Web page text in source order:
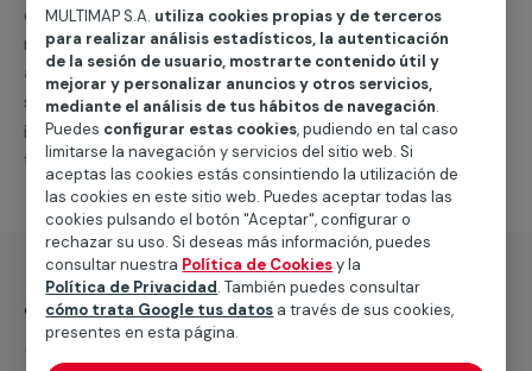
explicará todas las opciones con las que contamos en
nuestroservicio de reparación de aires
acondicionadossplit. Podemos ayudarte con el
suministro desplitsnuevos, o llevar a cabo las
intervenciones que solicites para su correcto
funcionamiento.
¿Qué incluye?
Desplazamiento
MULTIMAP S.A. utiliza cookies propias y de terceros
para realizar análisis estadísticos, la autenticación
de la sesión de usuario, mostrarte contenido útil y
mejorar y personalizar anuncios y otros servicios,
mediante el análisis de tus hábitos de navegación.
Puedes configurar estas cookies, pudiendo en tal caso
limitarse la navegación y servicios del sitio web. Si
aceptas las cookies estás consintiendo la utilización de
las cookies en este sitio web. Puedes aceptar todas las
cookies pulsando el botón "Aceptar", configurar o
rechazar su uso. Si deseas más información, puedes
consultar nuestra Política de Cookiesy la
Política de Privacidad. También puedes consultar
cómo trata Google tus datos a través de sus cookies,
presentes en esta página.